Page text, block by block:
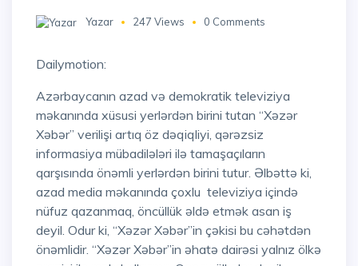
Yazar 247 Views 0 Comments
Dailymotion:
Azərbaycanın azad və demokratik televiziya
məkanında xüsusi yerlərdən birini tutan “Xəzər
Xəbər” verilişi artıq öz dəqiqliyi, qərəzsiz
informasiya mübadilələri ilə tamaşaçıların
qarşısında önəmli yerlərdən birini tutur. Əlbəttə ki,
azad media məkanında çoxlu televiziya içində
nüfuz qazanmaq, öncüllük əldə etmək asan iş
deyil. Odur ki, “Xəzər Xəbər”in çəkisi bu cəhətdən
önəmlidir. “Xəzər Xəbər”in əhatə dairəsi yalnız ölkə